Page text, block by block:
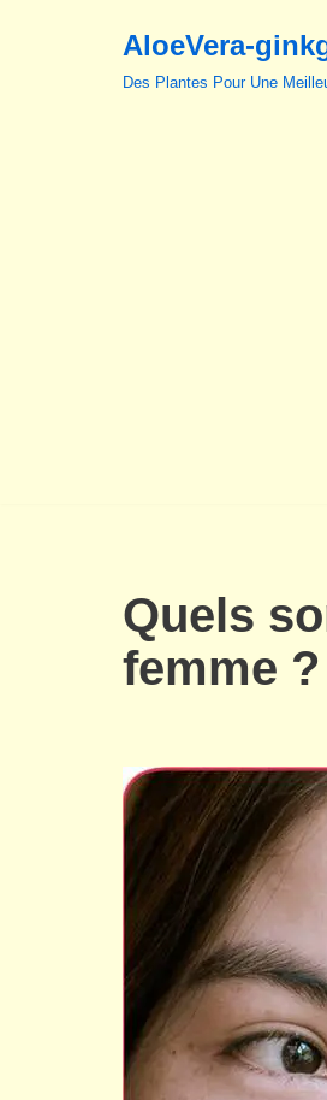
AloeVera-
Des Plantes Pour Une
Quels
femme ?